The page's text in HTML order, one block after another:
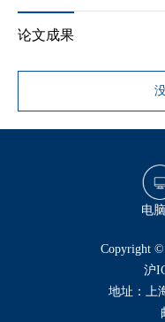
论文成果
电
​Copyright
沪
地址：上